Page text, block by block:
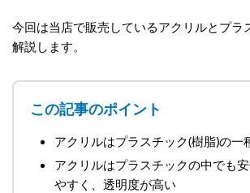
今回は当店で販売しているアクリルとプラ
解説します。
この記事のポイント
アクリルはプラスチック(樹脂)の一
アクリルはプラスチックの中でも
やすく、透明度が高い